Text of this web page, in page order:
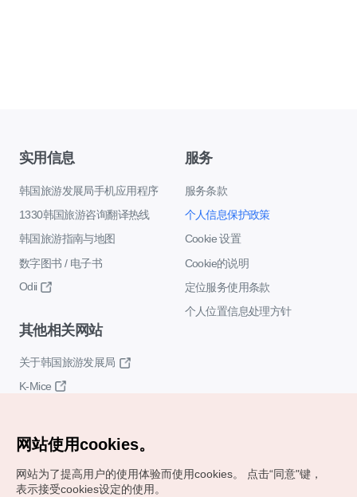
实用信息
韩国旅游发展局手机应用程序
1330韩国旅游咨询翻译热线
韩国旅游指南与地图
数字图书 / 电子书
Odii
服务
服务条款
个人信息保护政策
Cookie 设置
Cookie的说明
定位服务使用条款
个人位置信息处理方针
其他相关网站
关于韩国旅游发展局
K-Mice
网站使用cookies。
网站为了提高用户的使用体验而使用cookies。
点击“同意"键，
表示接受cookies设定的使用。